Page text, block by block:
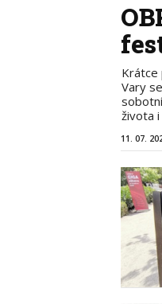
Krátce
Vary
života
11. 07.